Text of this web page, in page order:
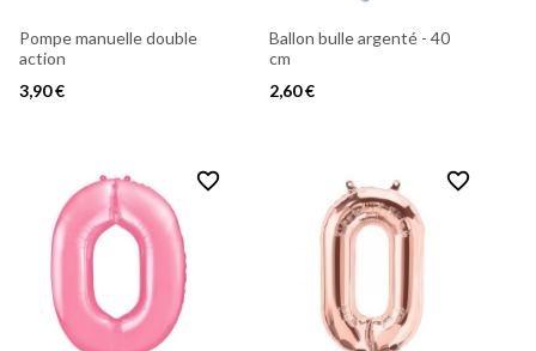
Pompe manuelle double
action
3,90 €
Ballon bulle argenté - 40
cm
2,60 €
favorite_border favorite_border